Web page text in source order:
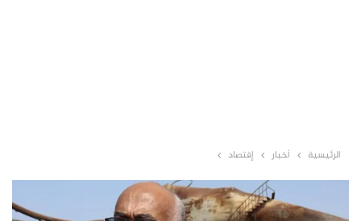
الرئيسية أخبار إقتصاد